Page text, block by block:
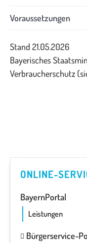
Voraussetzungen
Stand 21.05.2026
Bayerisches
Verbraucherschutz
ONLINE-
BayernPortal
Leistungen
Bürgerservice-